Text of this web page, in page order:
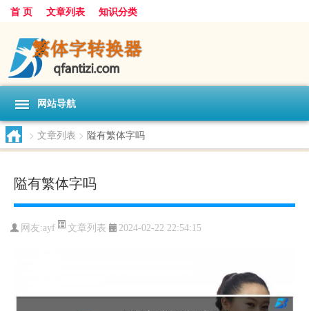
首 页 文章列表 知识分类
网站导航
> 文章列表 > 隘有繁体字吗
隘有繁体字吗
网友:ayf 文章列表 2024-02-22 22:54:15